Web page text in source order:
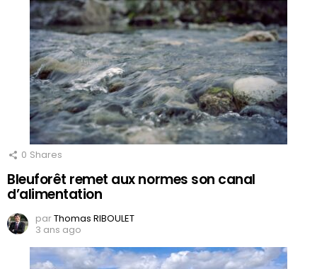
0 Shares
Bleuforêt remet aux normes son canal
d’alimentation
parThomas RIBOULET
3 ans ago